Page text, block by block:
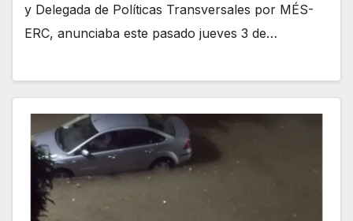
y Delegada de Políticas Transversales por MÉS-
ERC, anunciaba este pasado jueves 3 de…